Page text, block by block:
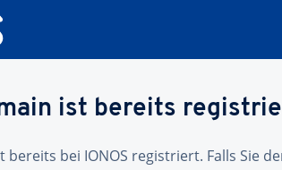
ist bereits
bereits bei IONOS registriert. Falls Sie